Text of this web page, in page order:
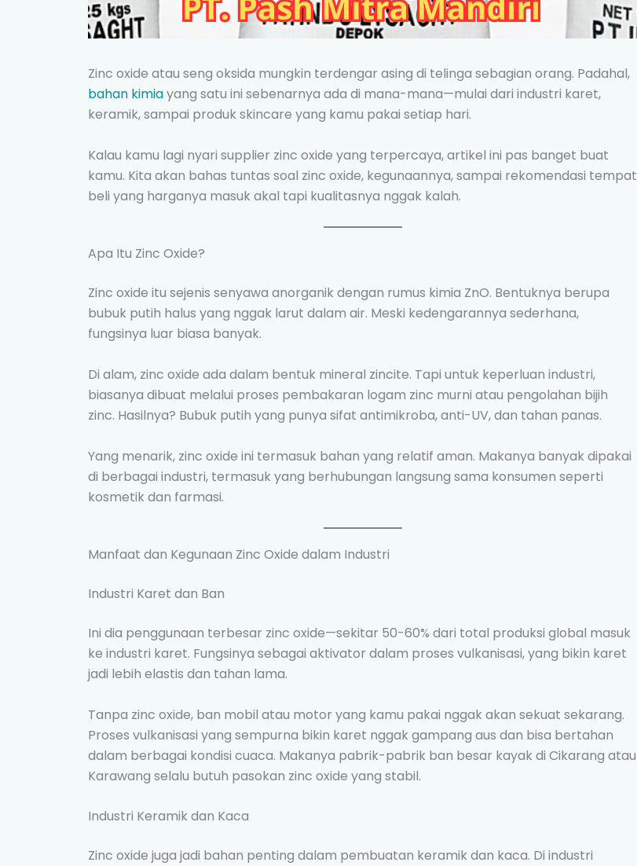
Zinc oxide atau seng oksida mungkin terdengar asing di telinga sebagian orang. Padahal,
bahan kimiayang satu ini sebenarnya ada di mana-mana—mulai dari industri karet,
keramik, sampai produk skincare yang kamu pakai setiap hari.
Kalau kamu lagi nyari supplier zinc oxide yang terpercaya, artikel ini pas banget buat
kamu. Kita akan bahas tuntas soal zinc oxide, kegunaannya, sampai rekomendasi tempat
beli yang harganya masuk akal tapi kualitasnya nggak kalah.
Apa Itu Zinc Oxide?
Zinc oxide itu sejenis senyawa anorganik dengan rumus kimia ZnO. Bentuknya berupa
bubuk putih halus yang nggak larut dalam air. Meski kedengarannya sederhana,
fungsinya luar biasa banyak.
Di alam, zinc oxide ada dalam bentuk mineral zincite. Tapi untuk keperluan industri,
biasanya dibuat melalui proses pembakaran logam zinc murni atau pengolahan bijih
zinc. Hasilnya? Bubuk putih yang punya sifat antimikroba, anti-UV, dan tahan panas.
Yang menarik, zinc oxide ini termasuk bahan yang relatif aman. Makanya banyak dipakai
di berbagai industri, termasuk yang berhubungan langsung sama konsumen seperti
kosmetik dan farmasi.
Manfaat dan Kegunaan Zinc Oxide dalam Industri
Industri Karet dan Ban
Ini dia penggunaan terbesar zinc oxide—sekitar 50-60% dari total produksi global masuk
ke industri karet. Fungsinya sebagai aktivator dalam proses vulkanisasi, yang bikin karet
jadi lebih elastis dan tahan lama.
Tanpa zinc oxide, ban mobil atau motor yang kamu pakai nggak akan sekuat sekarang.
Proses vulkanisasi yang sempurna bikin karet nggak gampang aus dan bisa bertahan
dalam berbagai kondisi cuaca. Makanya pabrik-pabrik ban besar kayak di Cikarang atau
Karawang selalu butuh pasokan zinc oxide yang stabil.
Industri Keramik dan Kaca
Zinc oxide juga jadi bahan penting dalam pembuatan keramik dan kaca. Di industri